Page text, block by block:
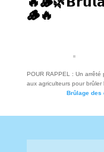
🪵🔥
POUR RAPPEL : Un
aux agriculteurs pour brûler
Brûlage des